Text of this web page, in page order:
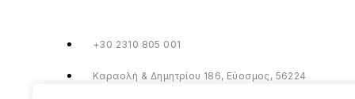
+30 2310 805 001
Καραολή & Δημητρίου 186, Εύοσμος, 56224